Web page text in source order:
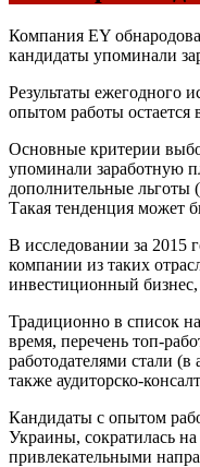
Компания EY
кандидаты упоминали
Результаты ежегодного
опытом работы остается
Основные критерии
упоминали заработную
дополнительные льготы
Такая тенденция может
В исследовании за 2015
компании из таких
инвестиционный
Традиционно в список
время, перечень топ-
работодателями стали
также аудиторско-
Кандидаты с опытом
Украины, сократилась
привлекательными